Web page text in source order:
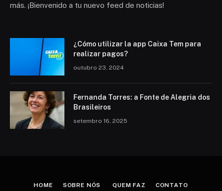
más. ¡Bienvenido a tu nuevo feed de noticias!
¿Cómo utilizar la app Caixa Tem para
realizar pagos?
outubro 23, 2024
Fernanda Torres: a Fonte de Alegria dos
Brasileiros
setembro 16, 2025
HOME SOBRE NÓS QUEM FAZ CONTATO